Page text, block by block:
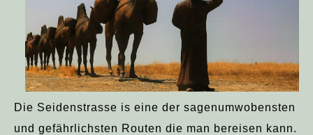
Die Seidenstrasse is eine der sagenumwobensten
und gefährlichsten Routen die man bereisen kann.